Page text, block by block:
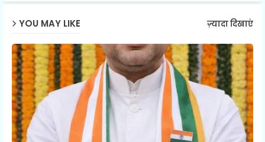
p
YOU MAY LIKE ज़्यादा दिखाएं